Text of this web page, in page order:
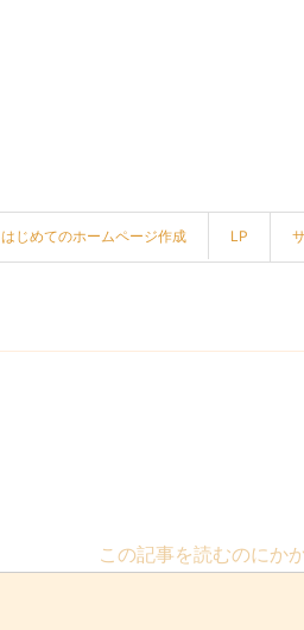
はじめてのホームページ作成 LP
この記事を読むのにか